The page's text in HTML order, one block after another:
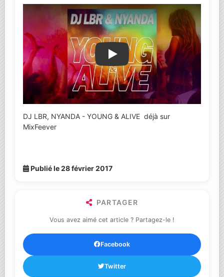
Lire la vidéo YouTube
DJ LBR, NYANDA - YOUNG & ALIVE déjà sur
MixFeever
Publié le 28 février 2017
PARTAGER
Vous avez aimé cet article ? Partagez-le !
Facebook
Twitter